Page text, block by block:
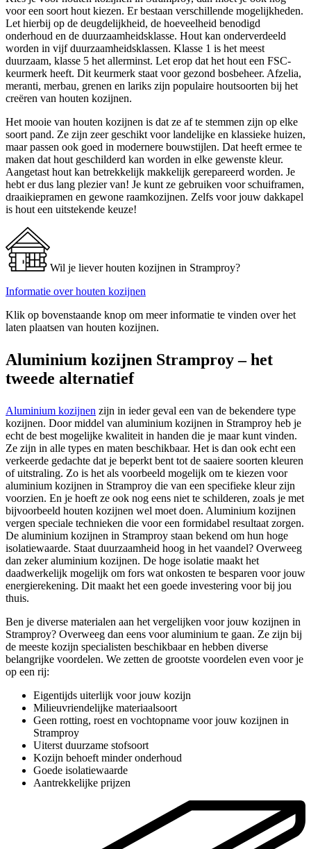
voor een soort hout kiezen. Er bestaan verschillende mogelijkheden.
Let hierbij op de deugdelijkheid, de hoeveelheid benodigd
onderhoud en de duurzaamheidsklasse. Hout kan onderverdeeld
worden in vijf duurzaamheidsklassen. Klasse 1 is het meest
duurzaam, klasse 5 het allerminst. Let erop dat het hout een FSC-
keurmerk heeft. Dit keurmerk staat voor gezond bosbeheer. Afzelia,
meranti, merbau, grenen en lariks zijn populaire houtsoorten bij het
creëren van houten kozijnen.
Het mooie van houten kozijnen is dat ze af te stemmen zijn op elke
soort pand. Ze zijn zeer geschikt voor landelijke en klassieke huizen,
maar passen ook goed in modernere bouwstijlen. Dat heeft ermee te
maken dat hout geschilderd kan worden in elke gewenste kleur.
Aangetast hout kan betrekkelijk makkelijk gerepareerd worden. Je
hebt er dus lang plezier van! Je kunt ze gebruiken voor schuiframen,
draaikiepramen en gewone raamkozijnen. Zelfs voor jouw dakkapel
is hout een uitstekende keuze!
Wil je liever houten kozijnen in Stramproy?
Informatie over houten kozijnen
Klik op bovenstaande knop om meer informatie te vinden over het
laten plaatsen van houten kozijnen.
Aluminium kozijnen Stramproy – het
tweede alternatief
Aluminium kozijnen zijn in ieder geval een van de bekendere type
kozijnen. Door middel van aluminium kozijnen in Stramproy heb je
echt de best mogelijke kwaliteit in handen die je maar kunt vinden.
Ze zijn in alle types en maten beschikbaar. Het is dan ook echt een
verkeerde gedachte dat je beperkt bent tot de saaiere soorten kleuren
of uitstraling. Zo is het als voorbeeld mogelijk om te kiezen voor
aluminium kozijnen in Stramproy die van een specifieke kleur zijn
voorzien. En je hoeft ze ook nog eens niet te schilderen, zoals je met
bijvoorbeeld houten kozijnen wel moet doen. Aluminium kozijnen
vergen speciale technieken die voor een formidabel resultaat zorgen.
De aluminium kozijnen in Stramproy staan bekend om hun hoge
isolatiewaarde. Staat duurzaamheid hoog in het vaandel? Overweeg
dan zeker aluminium kozijnen. De hoge isolatie maakt het
daadwerkelijk mogelijk om fors wat onkosten te besparen voor jouw
energierekening. Dit maakt het een goede investering voor bij jou
thuis.
Ben je diverse materialen aan het vergelijken voor jouw kozijnen in
Stramproy? Overweeg dan eens voor aluminium te gaan. Ze zijn bij
de meeste kozijn specialisten beschikbaar en hebben diverse
belangrijke voordelen. We zetten de grootste voordelen even voor je
op een rij:
Eigentijds uiterlijk voor jouw kozijn
Milieuvriendelijke materiaalsoort
Geen rotting, roest en vochtopname voor jouw kozijnen in
Stramproy
Uiterst duurzame stofsoort
Kozijn behoeft minder onderhoud
Goede isolatiewaarde
Aantrekkelijke prijzen